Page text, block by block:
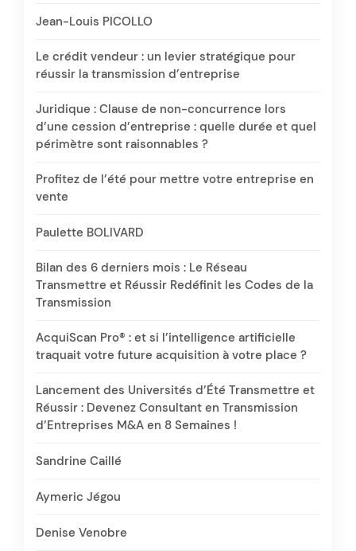
Jean-Louis PICOLLO
Le crédit vendeur : un levier stratégique pour
réussir la transmission d’entreprise
Juridique : Clause de non-concurrence lors
d’une cession d’entreprise : quelle durée et quel
périmètre sont raisonnables ?
Profitez de l’été pour mettre votre entreprise en
vente
Paulette BOLIVARD
Bilan des 6 derniers mois : Le Réseau
Transmettre et Réussir Redéfinit les Codes de la
Transmission
AcquiScan Pro® : et si l’intelligence artificielle
traquait votre future acquisition à votre place ?
Lancement des Universités d’Été Transmettre et
Réussir : Devenez Consultant en Transmission
d’Entreprises M&A en 8 Semaines !
Sandrine Caillé
Aymeric Jégou
Denise Venobre